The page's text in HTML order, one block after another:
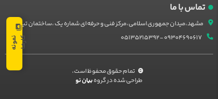
ن
م
و
ن
ه
ک
ا
ر
ه ا
تماس با ما
مشهد،میدان جمهوری اسلامی،مرکز فنی و حرفه ای شماره یک ،ساختمان تیراژ
09304690617 - 05135215392
تمام حقوق محفوظ است،
طراحی شده در گروهبیان نو